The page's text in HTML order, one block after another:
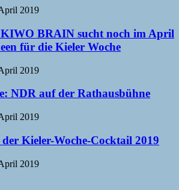
2019
KIWO BRAIN sucht noch im April
für die Kieler Woche
2019
NDR auf der Rathausbühne
2019
der Kieler-Woche-Cocktail 2019
2019